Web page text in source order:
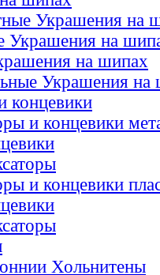
Украшения на
Украшения на
на шипах
Украшения на
концевики
и концевики
и концевики
Хольнитены